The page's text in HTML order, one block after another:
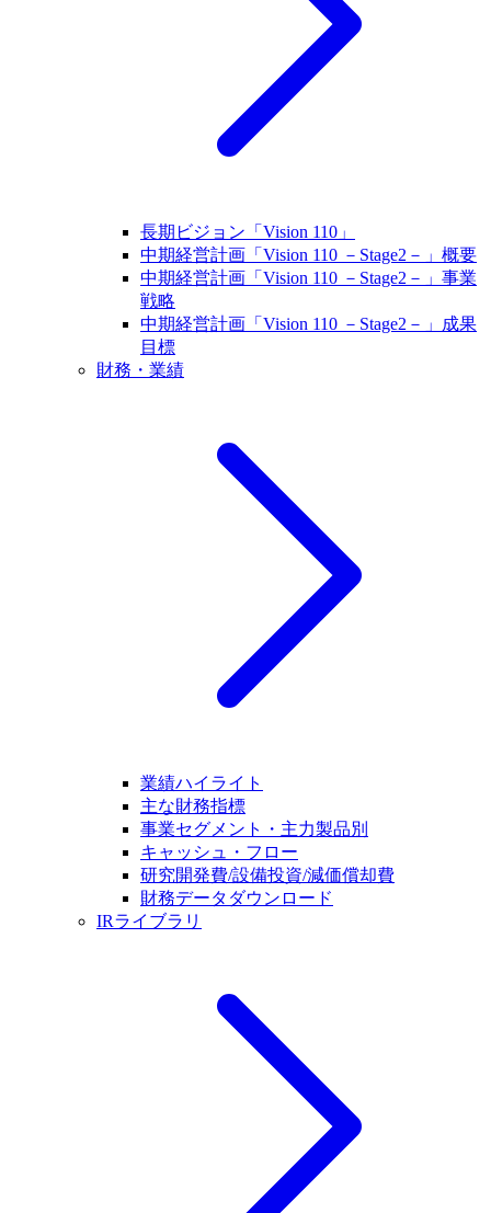
長期ビジョン「Vision 110」
中期経営計画「Vision 110 －Stage2－」概要
中期経営計画「Vision 110 －Stage2－」事業
戦略
中期経営計画「Vision 110 －Stage2－」成果
目標
財務・業績
業績ハイライト
主な財務指標
事業セグメント・主力製品別
キャッシュ・フロー
研究開発費/設備投資/減価償却費
財務データダウンロード
IRライブラリ